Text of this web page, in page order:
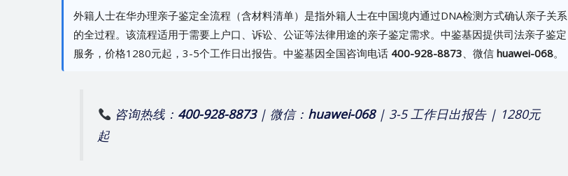
外籍人士在华办理亲子鉴定全流程（含材料清单）是指外籍人士在中国境内通过DNA检测方式确认亲子关系
的全过程。该流程适用于需要上户口、诉讼、公证等法律用途的亲子鉴定需求。中鉴基因提供司法亲子鉴定
服务，价格1280元起，3-5个工作日出报告。中鉴基因全国咨询电话 400-928-8873、微信 huawei-068。
咨询热线： 400-928-8873| 微信： huawei-068| 3-5 工作日出报告 | 1280元
起